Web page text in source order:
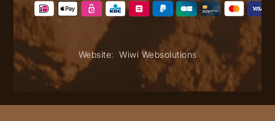
Website: Wiwi Websolutions